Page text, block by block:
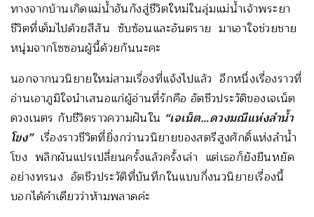
ทางจากบ้านเกิดแม่น้ำฮันกังสู่ชีวิตใหม่ในลุ่มแม่น้ำเจ้าพระยา
ชีวิตที่เต็มไปด้วยสีสัน ซับซ้อนและอันตราย มาเอาใจช่วยชาย
หนุ่มจากโซซอนผู้นี้ด้วยกันนะคะ
นอกจากนวนิยายใหม่สามเรื่องที่แจ้งไปแล้ว อีกหนึ่งเรื่องราวที่
อ่านเอาภูมิใจนำเสนอแก่ผู้อ่านที่รักคือ อัตชีวประวัติของเจเน็ต
ดวงเนตร กับชีวิตราวความฝันใน “เจเน็ต…ดวงมณีแห่งลำน้ำ
โขง” เรื่องราวชีวิตที่ยิ่งกว่านวนิยายของสตรีสูงศักดิ์แห่งลำน้ำ
โขง พลิกผันแปรเปลี่ยนครั้งแล้วครั้งเล่า แต่เธอก็ยังยืนหยัด
อย่างทรนง อัตชีวประวัติที่บันทึกในแบบกึ่งนวนิยายเรื่องนี้
บอกได้คำเดียวว่าห้ามพลาดค่ะ